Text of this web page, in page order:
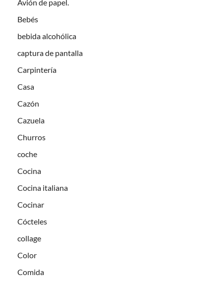
Avión de papel.
Bebés
bebida alcohólica
captura de pantalla
Carpintería
Casa
Cazón
Cazuela
Churros
coche
Cocina
Cocina italiana
Cocinar
Cócteles
collage
Color
Comida